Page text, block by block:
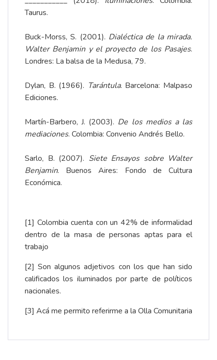
Taurus.
Buck-Morss, S. (2001). Dialéctica de la mirada.
Walter Benjamin y el proyecto de los Pasajes.
Londres: La balsa de la Medusa, 79.
Dylan, B. (1966). Tarántula. Barcelona: Malpaso
Ediciones.
Martín-Barbero, J. (2003). De los medios a las
mediaciones. Colombia: Convenio Andrés Bello.
Sarlo, B. (2007). Siete Ensayos sobre Walter
Benjamin. Buenos Aires: Fondo de Cultura
Económica.
[1] Colombia cuenta con un 42% de informalidad
dentro de la masa de personas aptas para el
trabajo
[2] Son algunos adjetivos con los que han sido
calificados los iluminados por parte de políticos
nacionales.
[3] Acá me permito referirme a la Olla Comunitaria